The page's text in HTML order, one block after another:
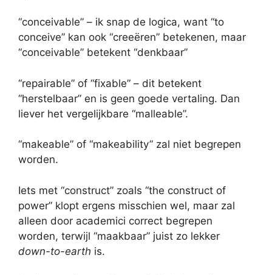
“conceivable” – ik snap de logica, want “to
conceive” kan ook “creeëren” betekenen, maar
“conceivable” betekent “denkbaar”
“repairable” of “fixable” – dit betekent
“herstelbaar” en is geen goede vertaling. Dan
liever het vergelijkbare “malleable”.
“makeable” of “makeability” zal niet begrepen
worden.
Iets met “construct” zoals “the construct of
power” klopt ergens misschien wel, maar zal
alleen door academici correct begrepen
worden, terwijl “maakbaar” juist zo lekker
down-to-earth is.